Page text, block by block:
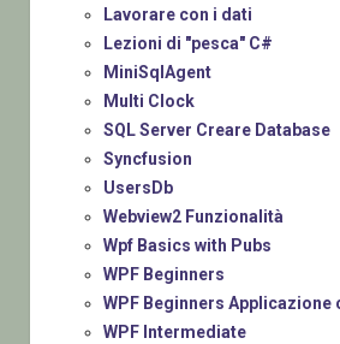
Lavorare con i dati
Lezioni di "pesca" C#
MiniSqlAgent
Multi Clock
SQL Server Creare Database
Syncfusion
UsersDb
Webview2 Funzionalità
Wpf Basics with Pubs
WPF Beginners
WPF Beginners Applicazione
WPF Intermediate